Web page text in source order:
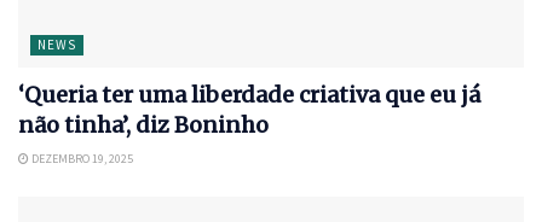
NEWS
‘Queria ter uma liberdade criativa que eu já
não tinha’, diz Boninho
DEZEMBRO 19, 2025